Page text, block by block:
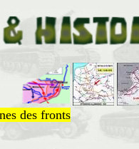
des fronts